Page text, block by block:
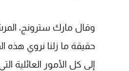
وقال مارك سترونج،
حقيقة ما زلنا نروي هذه
إلى كل الأمور ​العائلية